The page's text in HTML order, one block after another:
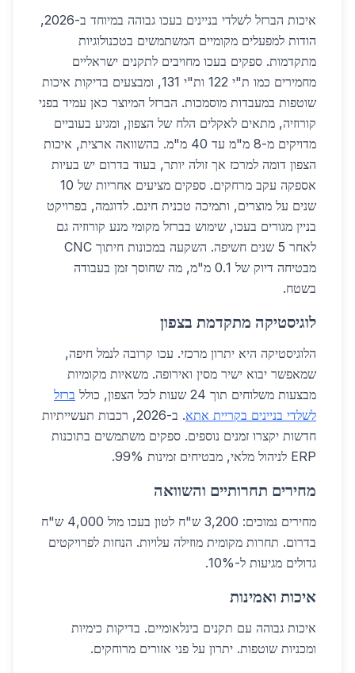
איכות הברזל לשלדי בניינים בעכו גבוהה במיוחד ב-2026,
הודות למפעלים מקומיים המשתמשים בטכנולוגיות
מתקדמות. ספקים בעכו מחויבים לתקנים ישראליים
מחמירים כמו ת"י 122 ות"י 131, ומבצעים בדיקות איכות
שוטפות במעבדות מוסמכות. הברזל המיוצר כאן עמיד בפני
קורוזיה, מתאים לאקלים הלח של הצפון, ומגיע בעוביים
מדויקים מ-8 מ"מ עד 40 מ"מ. בהשוואה ארצית, איכות
הצפון דומה למרכז אך זולה יותר, בעוד בדרום יש בעיות
אספקה עקב מרחקים. ספקים מציעים אחריות של 10
שנים על מוצרים, ותמיכה טכנית חינם. לדוגמה, בפרויקט
בניין מגורים בעכו, שימוש בברזל מקומי מנע קורוזיה גם
לאחר 5 שנים חשיפה. השקעה במכונות חיתוך CNC
מבטיחה דיוק של 0.1 מ"מ, מה שחוסך זמן בעבודה
בשטח.
לוגיסטיקה מתקדמת בצפון
הלוגיסטיקה היא יתרון מרכזי. עכו קרובה לנמל חיפה,
שמאפשר יבוא ישיר מסין ואירופה. משאיות מקומיות
מבצעות משלוחים תוך 24 שעות לכל הצפון, כולל
ברזל
לשלדי בניינים בקריית אתא
. ב-2026, רכבות תעשייתיות
חדשות יקצרו זמנים נוספים. ספקים משתמשים בתוכנות
ERP לניהול מלאי, מבטיחים זמינות 99%.
מחירים תחרותיים והשוואה
מחירים נמוכים: 3,200 ש"ח לטון בעכו מול 4,000 ש"ח
בדרום. תחרות מקומית מוזילה עלויות. הנחות לפרויקטים
גדולים מגיעות ל-10%.
איכות ואמינות
איכות גבוהה עם תקנים בינלאומיים. בדיקות כימיות
ומכניות שוטפות. יתרון על פני אזורים מרוחקים.